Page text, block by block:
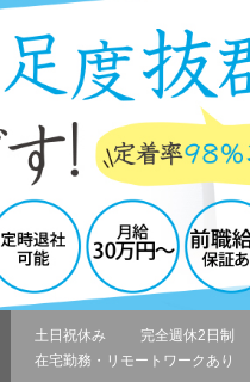
土日祝休み 完全週休2日制
在宅勤務・リモートワークあり